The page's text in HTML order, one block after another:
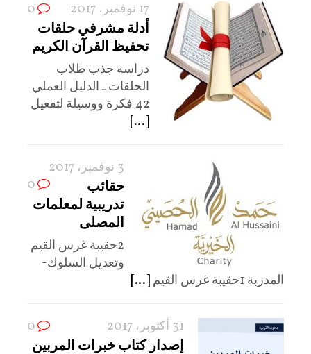
17 نوفمبر، 2017 0
أدلة مشرفي حلقات
تحفيظ القرآن الكريم
دراسة جذب طلاب
الحلقات ـ الدليل العملي
42 فكرة ووسيلة لتفعيل
[...]
3 نوفمبر، 2017
0
حقائب
تدريبية لمعلمات
المصلى
2حقيبة غرس القيم
وتعديل السلوك-
المدربة 1حقيبة غرس القيم
[...]
31 أكتوبر، 2017 0
إصدار كتاب خبرات المربين